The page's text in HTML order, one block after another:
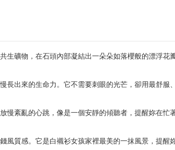
礦物，在石頭內部凝結出一朵朵如落櫻般的漂浮花瓣
出來的生命力。它不需要刺眼的光芒，卻用最舒服
紊亂的心跳，像是一個安靜的傾聽者，提醒妳在忙
質感。它是白襯衫女孩家裡最美的一抹風景，提醒